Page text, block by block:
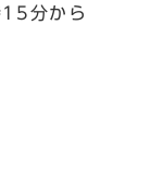
分から